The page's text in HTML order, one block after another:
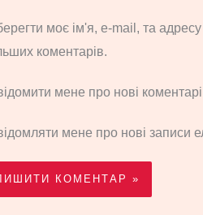
моє ім'я, e-mail, та
коментарів.
мене про нові
мене про нові записи